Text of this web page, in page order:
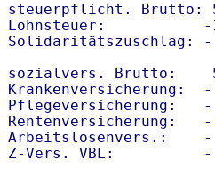
steuerpflicht. Brutto:
Lohnsteuer:           -
Solidaritätszuschlag: -
sozialvers. Brutto:
Krankenversicherung:
Pflegeversicherung:
Rentenversicherung:   -
Arbeitslosenvers.:    -
Z-Vers. VBL:          -